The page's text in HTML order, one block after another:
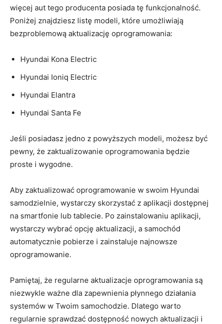
więcej ‌aut tego producenta posiada tę funkcjonalność.
Poniżej znajdziesz listę modeli, które umożliwiają
bezproblemową‌ aktualizację oprogramowania:‌
Hyundai Kona Electric
Hyundai Ioniq Electric
Hyundai Elantra
Hyundai Santa Fe
Jeśli posiadasz jedno z powyższych modeli, możesz być
pewny, że zaktualizowanie oprogramowania będzie
proste i wygodne.
Aby zaktualizować oprogramowanie w swoim⁣ Hyundai
‍samodzielnie,‍ wystarczy skorzystać z⁢ aplikacji dostępnej
na smartfonie lub tablecie. Po zainstalowaniu aplikacji,
wystarczy wybrać​ opcję aktualizacji,⁣ a samochód
automatycznie‌ pobierze i ⁢zainstaluje najnowsze
oprogramowanie.
Pamiętaj, że ​regularne aktualizacje⁤ oprogramowania są
niezwykle ważne dla zapewnienia płynnego działania
systemów w Twoim samochodzie. Dlatego warto
regularnie sprawdzać dostępność nowych aktualizacji i